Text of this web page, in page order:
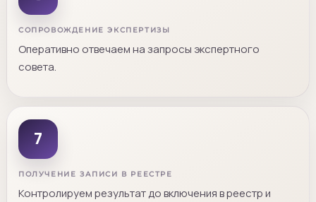
СОПРОВОЖДЕНИЕ ЭКСПЕРТИЗЫ
Оперативно отвечаем на запросы экспертного
совета.
7
ПОЛУЧЕНИЕ ЗАПИСИ В РЕЕСТРЕ
Контролируем результат до включения в реестр и